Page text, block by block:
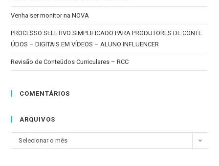
Venha ser monitor na NOVA
PROCESSO SELETIVO SIMPLIFICADO PARA PRODUTORES DE CONTE
ÚDOS – DIGITAIS EM VÍDEOS – ALUNO INFLUENCER
Revisão de Conteúdos Curriculares – RCC
COMENTÁRIOS
ARQUIVOS
Selecionar o mês